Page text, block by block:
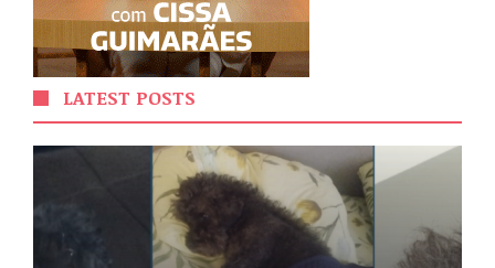
LATEST POSTS